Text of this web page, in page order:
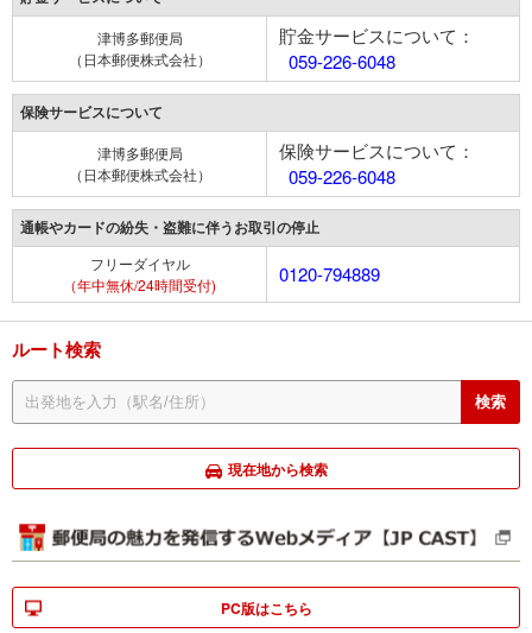
津博多郵便局
（日本郵便株式会社）
貯金サービスについて：
059-226-6048
保険サービスについて
津博多郵便局
（日本郵便株式会社）
保険サービスについて：
059-226-6048
通帳やカードの紛失・盗難に伴うお取引の停止
フリーダイヤル
（年中無休/24時間受付)
0120-794889
ルート検索
現在地から検索
PC版はこちら